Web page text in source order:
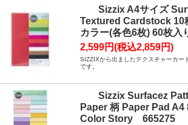
Sizzix A4サイズ
Textured Cardstock 10
カラー(各色6枚) 60枚入
2,599円(税込2,859円)
SIZZIXから出ましたテクスチャーカー
です。
Sizzix Surfacez
Paper 柄 Paper Pad A4
Color Story 665275